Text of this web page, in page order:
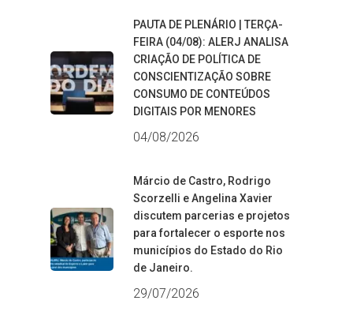
PAUTA DE PLENÁRIO | TERÇA-
FEIRA (04/08): ALERJ ANALISA
CRIAÇÃO DE POLÍTICA DE
CONSCIENTIZAÇÃO SOBRE
CONSUMO DE CONTEÚDOS
DIGITAIS POR MENORES
04/08/2026
Márcio de Castro, Rodrigo
Scorzelli e Angelina Xavier
discutem parcerias e projetos
para fortalecer o esporte nos
municípios do Estado do Rio
de Janeiro.
29/07/2026